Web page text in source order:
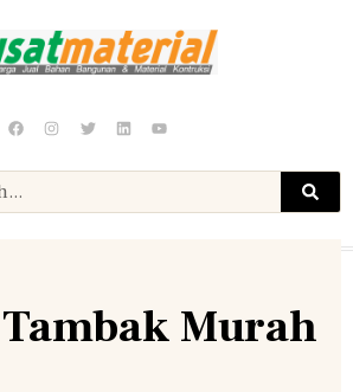
Murah